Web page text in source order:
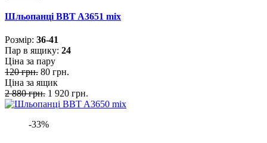
Шльопанці BBT A3651 mix
Розмiр: 36-41
Пар в ящику: 24
Ціна за пару
120 грн. 80 грн.
Ціна за ящик
2 880 грн. 1 920 грн.
-33%